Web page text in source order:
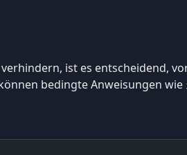
ist es entscheidend,
bedingte Anweisungen wie